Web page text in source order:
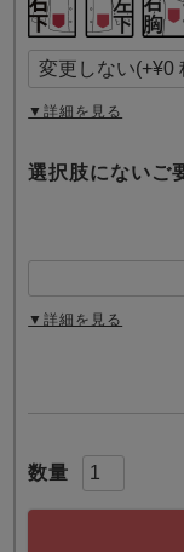
▼詳細を見る
選択肢にないご
▼詳細を見る